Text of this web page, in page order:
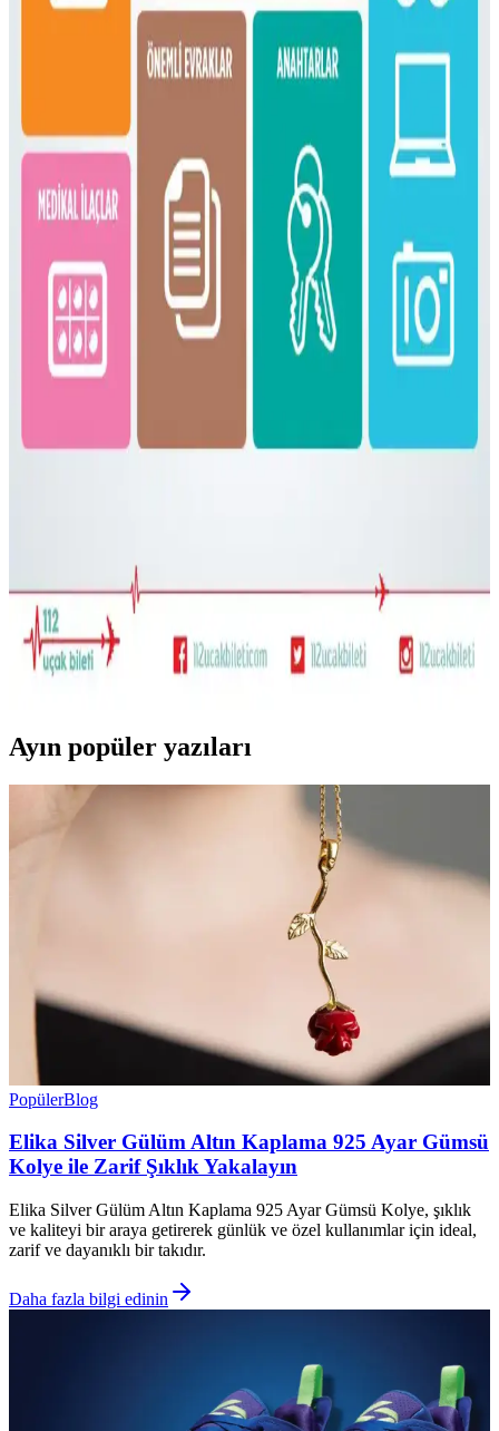
paketlenmesi anlatılıyor. Beden ve ihtiyaçlara göre esneklik
Fjällräven Kånken 16L ile 15 Günlük Yaz
Fjällräven Kånken 16L sırt çantasıyla 15 günlük yaz seyahati için
hafif ve düzenli paketleme yöntemleri, ergonomik özellikler ve
seyahat deneyimleri detaylandırılıyor.
Gossamer Gear Vagabond Jet: Hafif ve Fonksiyonel
OneBag Seyahat Çantası İncelemesi
Gossamer Gear Vagabond Jet, hafifliği ve koruyucu laptop
bölmesiyle 3-7 günlük seyahatler için ideal. Şehir içi ve doğa
yürüyüşlerinde pratik kullanım sunar, ancak yağmurda ek önlem
gerekebilir.
22.5L ve Kişisel Eşya ile Seyahat veya Tek 30L Sırt
Çantası Tercihi: Hava Yolu Kısıtlamaları ve Konfor
Seyahatlerde 22.5L sırt çantası ve kişisel eşya kombinasyonu ile tek
28-30L sırt çantası arasındaki avantajlar, hava yolu kısıtlamaları ve
taşıma konforu açısından karşılaştırılıyor.
Ayın popüler yazıları
PopülerBlog
Elika Silver Gülüm Altın Kaplama 925 Ayar Gümsü
Kolye ile Zarif Şıklık Yakalayın
Elika Silver Gülüm Altın Kaplama 925 Ayar Gümsü Kolye, şıklık
ve kaliteyi bir araya getirerek günlük ve özel kullanımlar için ideal,
zarif ve dayanıklı bir takıdır.
Daha fazla bilgi edinin